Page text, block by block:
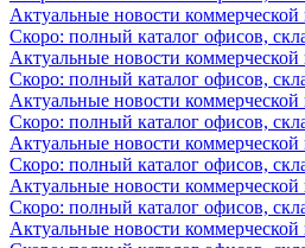
Актуальные новости
Скоро: полный каталог офисов,
Актуальные новости
Скоро: полный каталог офисов,
Актуальные новости
Скоро: полный каталог офисов,
Актуальные новости
Скоро: полный каталог офисов,
Актуальные новости
Скоро: полный каталог офисов,
Актуальные новости